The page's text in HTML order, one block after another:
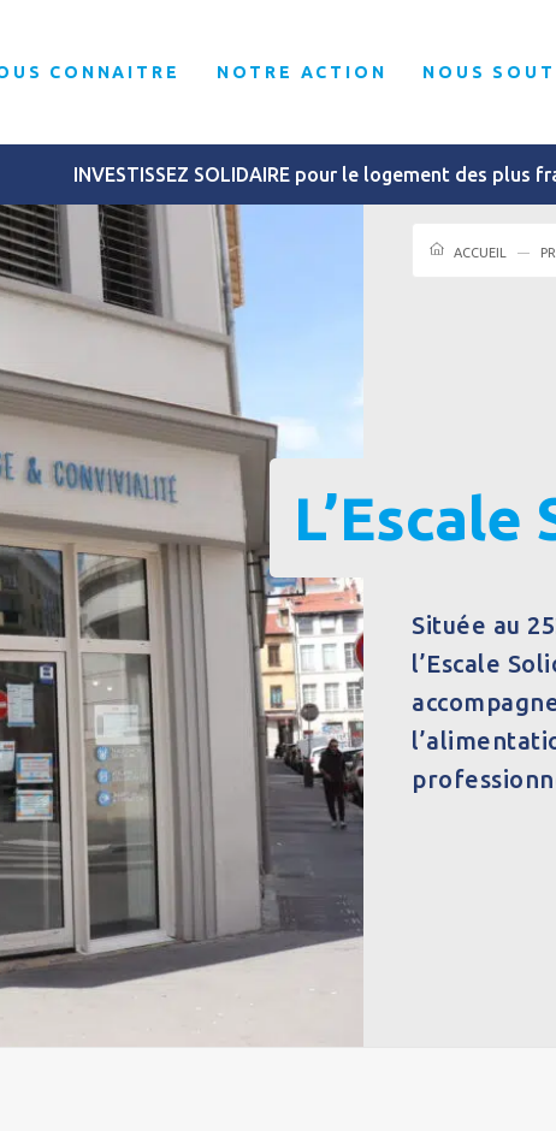
CONNAITRE NOTRE ACTION NOUS
INVESTISSEZ SOLIDAIRE pour le logement des plus
ACCUEIL
Située au
l’Escale